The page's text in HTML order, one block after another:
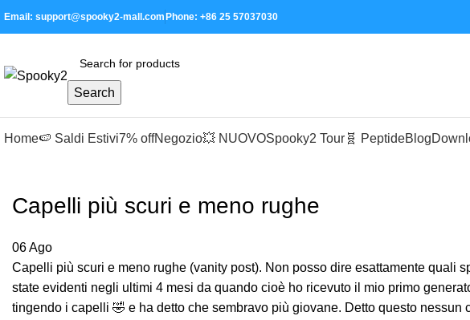
Email: support@spooky2-mall.com Phone: +86 25 57037030
Search
Home🍉 Saldi Estivi7% offNegozio💥 NUOVOSpooky2 Tour 🧬 PeptideBlog
Capelli più scuri e meno rughe
06Ago
Capelli più scuri e meno rughe (vanity post). Non posso dire esattamente quali
state evidenti negli ultimi 4 mesi da quando cioè ho ricevuto il mio primo
tingendo i capelli 🤣 e ha detto che sembravo più giovane. Detto questo